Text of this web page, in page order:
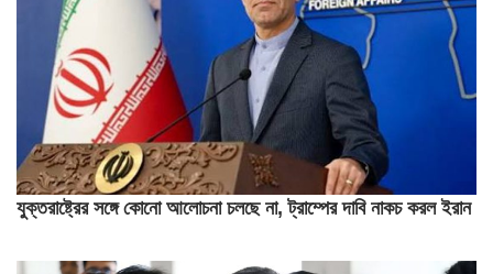
যুক্তরাষ্ট্রের সঙ্গে কোনো আলোচনা চলছে না, ট্রাম্পের দাবি নাকচ করল ইরান